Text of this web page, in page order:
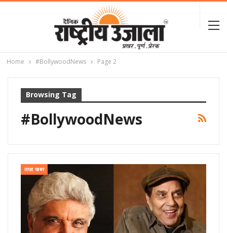
Home #BollywoodNews Page 2
Browsing Tag
#BollywoodNews
ताज़ा खबर